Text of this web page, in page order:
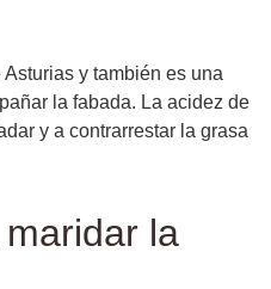
y también es una
la fabada. La acidez de
y a contrarrestar la grasa
la